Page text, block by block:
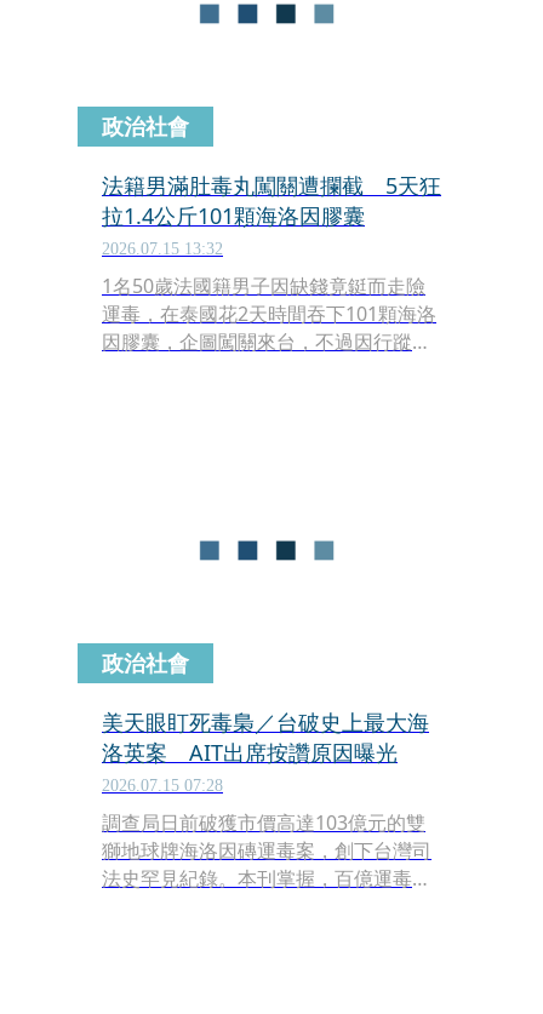
政治社會
法籍男滿肚毒丸闖關遭攔截 5天狂
拉1.4公斤101顆海洛因膠囊
2026.07.15 13:32
1名50歲法國籍男子因缺錢竟鋌而走險
運毒，在泰國花2天時間吞下101顆海洛
因膠囊，企圖闖關來台，不過因行蹤早
政治社會
美天眼盯死毒梟／台破史上最大海
洛英案 AIT出席按讚原因曝光
2026.07.15 07:28
調查局日前破獲市價高達103億元的雙
獅地球牌海洛因磚運毒案，創下台灣司
法史罕見紀錄。本刊掌握，百億運毒案